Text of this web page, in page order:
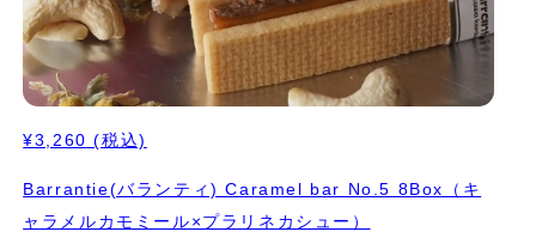
¥3,260 (税込)
Barrantie(バランティ) Caramel bar No.5 8Box（キ
ャラメルカモミール×プラリネカシュー）